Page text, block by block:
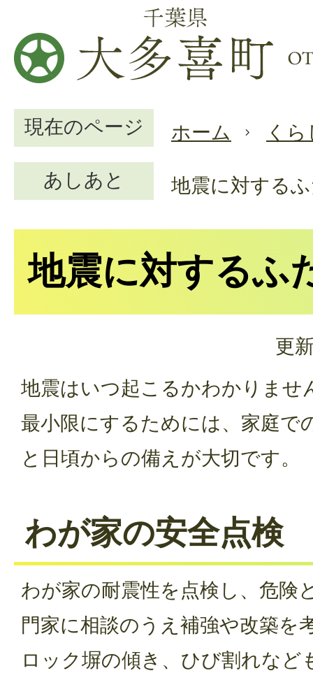
現在のページ ホーム
く
あしあと
地震に対する
地震に対するふ
更
地震はいつ起こるかわかりませ
最小限にするためには、家庭で
と日頃からの備えが大切です。
わが家の安全点検
わが家の耐震性を点検し、危険
門家に相談のうえ補強や改築を
ロック塀の傾き、ひび割れなど